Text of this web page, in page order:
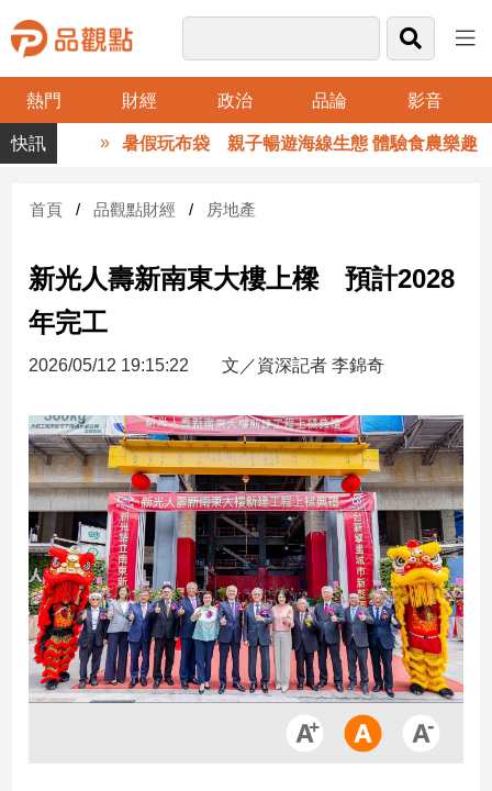
熱門 財經 政治 品論 影音
品
觀
財
台
財
新
產
經/
股
市
房
地
產
品
觀
暑假玩布袋 親子暢遊海線生態 體驗食農樂趣
首頁 品觀點財經 房地產
新光人壽新南東大樓上樑 預計2028
年完工
2026/05/12 19:15:22 文／資深記者 李錦奇